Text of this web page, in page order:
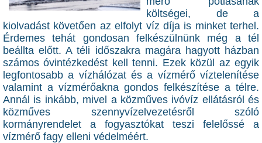
költségei, de a
kiolvadást követően az elfolyt víz díja is minket terhel.
Érdemes tehát gondosan felkészülnünk még a tél
beállta előtt. A téli időszakra magára hagyott házban
számos óvintézkedést kell tenni. Ezek közül az egyik
legfontosabb a vízhálózat és a vízmérő víztelenítése
valamint a vízmérőakna gondos felkészítése a télre.
Annál is inkább, mivel a közműves ivóvíz ellátásról és
közműves szennyvízelvezetésről szóló
kormányrendelet a fogyasztókat teszi felelőssé a
vízmérő fagy elleni védelméért.